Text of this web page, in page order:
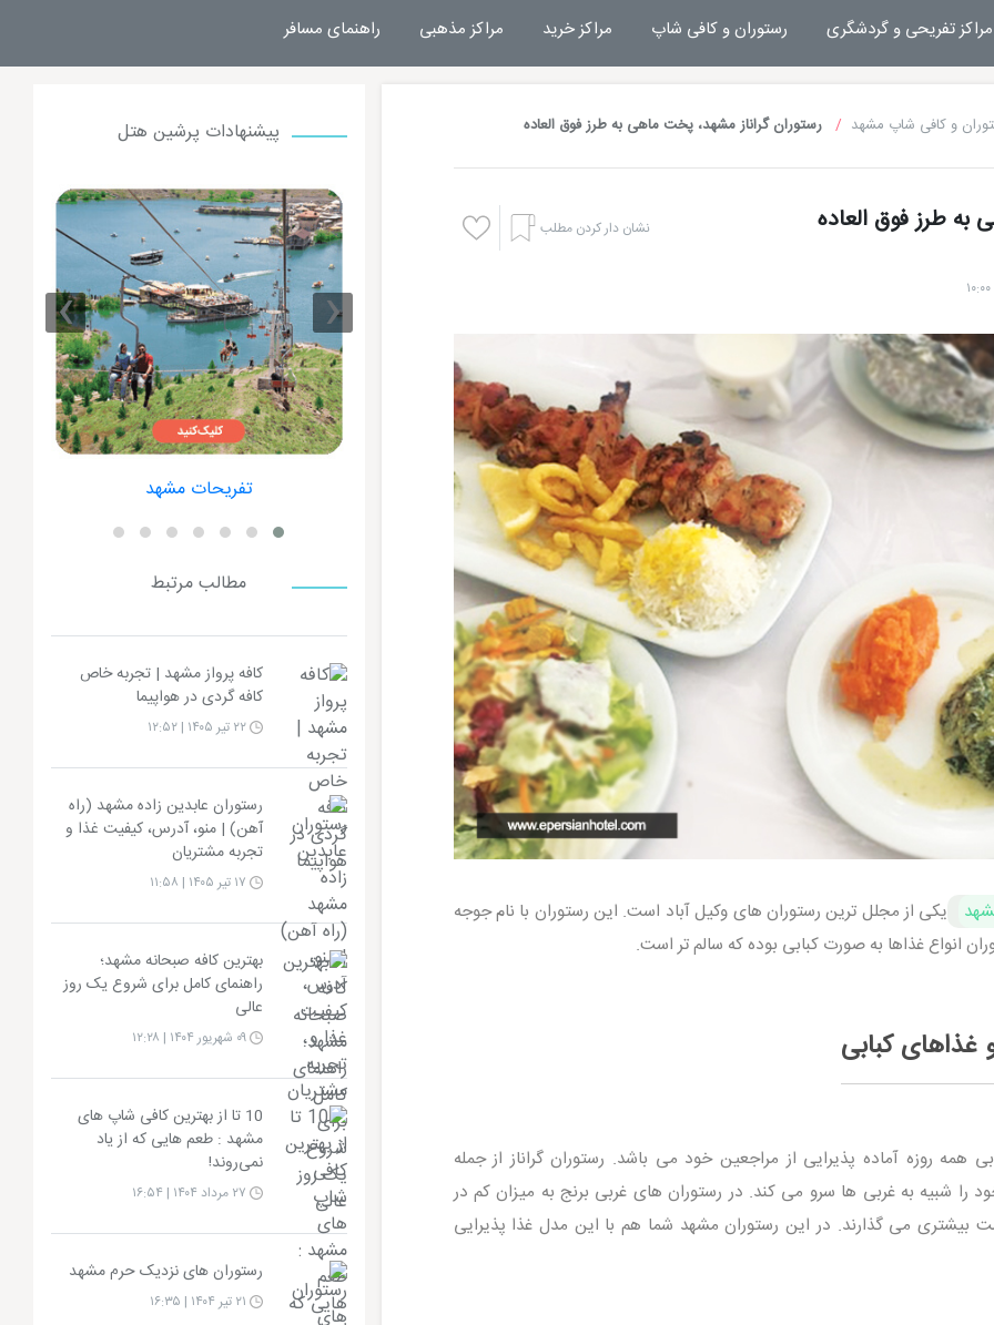
مراکز تفریحی و گردشگری رستوران و کافی شاپ مراکز خرید مراکز مذهبی راهنمای مسافر
و کافی شاپ مشهد رستوران گراناز مشهد، پخت ماهی به طرز فوق العاده
به طرز فوق العاده نشان دار کردن مطلب
یکی از مجلل ترین رستوران های وکیل آباد است. این رستوران با نام جوجه
انواع غذاها به صورت کبابی بوده که سالم تر است.
غذاهای کبابی
همه روزه آماده پذیرایی از مراجعین خود می باشد. رستوران گراناز از جمله
شبیه به غربی ها سرو می کند. در رستوران های غربی برنج به میزان کم در
می گذارند. در این رستوران مشهد شما هم با این مدل غذا پذیرایی
پیشنهادات پرشین هتل
هتل بشری مشهد تفریحات مشهد هتل های مشهد
‹
›
مطالب مرتبط
کافه پرواز مشهد | تجربه خاص
کافه گردی در هواپیما
۲۲ تیر ۱۴۰۵ | ۱۲:۵۲
رستوران عابدین زاده مشهد (راه
آهن) | منو، آدرس، کیفیت غذا و
تجربه مشتریان
بهترین کافه صبحانه مشهد؛
راهنمای کامل برای شروع یک روز
عالی
۰۹ شهریور ۱۴۰۴ | ۱۲:۲۸
10 تا از بهترین کافی شاپ های
مشهد : طعم هایی که از یاد
نمی‌روند!
رستوران های نزدیک حرم مشهد